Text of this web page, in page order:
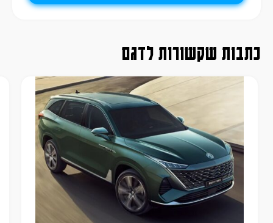
כתבות שקשורות לדגם